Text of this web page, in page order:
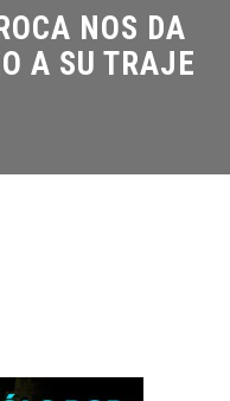
NOS DA
A SU TRAJE